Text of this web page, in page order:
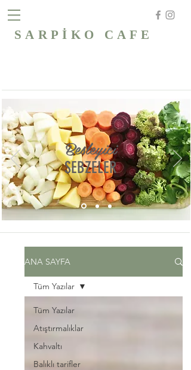
SARPİKO CAFE
SEBZELER
Besleyici
ANA SAYFA
Tüm Yazılar
Atıştırmalıklar
Kahvaltı
Balıklı tarifler
Tüm Yazılar